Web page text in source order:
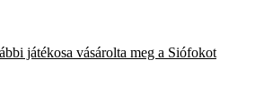
játékosa vásárolta meg a Siófokot